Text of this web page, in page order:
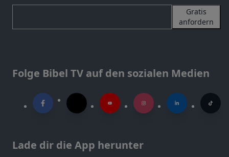
Gratis
anfordern
Folge Bibel TV auf den sozialen Medien
Lade dir die App herunter